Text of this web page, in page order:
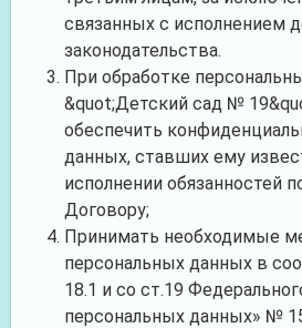
связанных с исполнением
законодательства.
При обработке
&quot;Детский сад №
обеспечить
данных, ставших ему
исполнении обязанностей
Договору;
Принимать необходимые
персональных данных в
18.1 и со ст.19
персональных данных» №